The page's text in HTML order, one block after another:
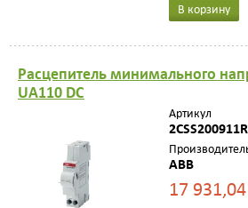
В корзину
Расцепитель минимального
UA110 DC
Артикул
ABB
17